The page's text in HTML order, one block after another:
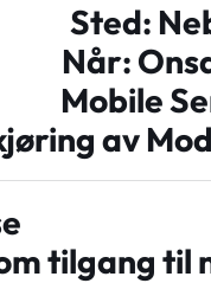
Sted:
Når:
Mobile
av
tilgang til